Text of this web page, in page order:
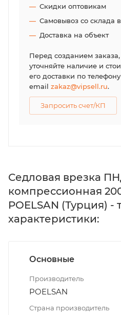
Скидки оптовикам
Самовывоз со склада
Доставка на объект
Перед созданием
уточняйте наличие и
его доставки по телефону
email zakaz@vipsell.ru.
Запросить счет/КП
Седловая врезка
компрессионная
POELSAN (Турция) -
характеристики:
Основные
Производитель
POELSAN
Страна производитель